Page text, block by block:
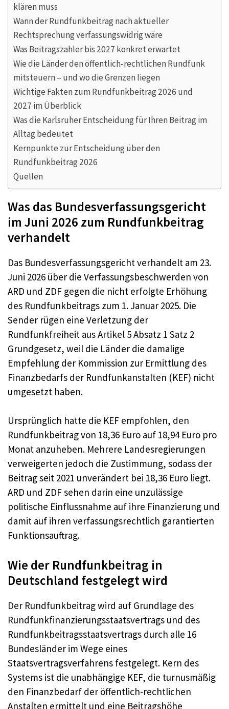
klären muss
Wann der Rundfunkbeitrag nach aktueller
Rechtsprechung verfassungswidrig wäre
Was Beitragszahler bis 2027 konkret erwartet
Wie die Länder den öffentlich‑rechtlichen Rundfunk
mitsteuern – und wo die Grenzen liegen
Wichtige Fakten zum Rundfunkbeitrag 2026 und
2027 im Überblick
Was die Karlsruher Entscheidung für Ihren Beitrag im
Alltag bedeutet
Kernpunkte zur Entscheidung über den
Rundfunkbeitrag 2026
Quellen
Was das Bundesverfassungsgericht
im Juni 2026 zum Rundfunkbeitrag
verhandelt
Das Bundesverfassungsgericht verhandelt am 23.
Juni 2026 über die Verfassungsbeschwerden von
ARD und ZDF gegen die nicht erfolgte Erhöhung
des Rundfunkbeitrags zum 1. Januar 2025. Die
Sender rügen eine Verletzung der
Rundfunkfreiheit aus Artikel 5 Absatz 1 Satz 2
Grundgesetz, weil die Länder die damalige
Empfehlung der Kommission zur Ermittlung des
Finanzbedarfs der Rundfunkanstalten (KEF) nicht
umgesetzt haben.
Ursprünglich hatte die KEF empfohlen, den
Rundfunkbeitrag von 18,36 Euro auf 18,94 Euro pro
Monat anzuheben. Mehrere Landesregierungen
verweigerten jedoch die Zustimmung, sodass der
Beitrag seit 2021 unverändert bei 18,36 Euro liegt.
ARD und ZDF sehen darin eine unzulässige
politische Einflussnahme auf ihre Finanzierung und
damit auf ihren verfassungsrechtlich garantierten
Funktionsauftrag.
Wie der Rundfunkbeitrag in
Deutschland festgelegt wird
Der Rundfunkbeitrag wird auf Grundlage des
Rundfunkfinanzierungsstaatsvertrags und des
Rundfunkbeitragsstaatsvertrags durch alle 16
Bundesländer im Wege eines
Staatsvertragsverfahrens festgelegt. Kern des
Systems ist die unabhängige KEF, die turnusmäßig
den Finanzbedarf der öffentlich-rechtlichen
Anstalten ermittelt und eine Beitragshöhe